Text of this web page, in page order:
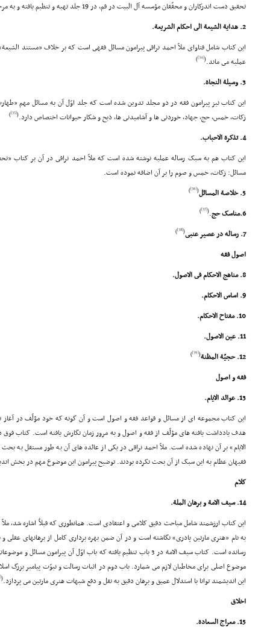
تحقیق دست اندرکاران و محقّقان مؤسسه آل البیت در قم، در 19 جلد تهیه و تنظیم یافته و به مرحله چاپ رسیده است.
2. هدایة الشیعة الى احکام الشریعة.
این کتاب شامل فتاواى ملاّ احمد نراقى پیرامون مسائل فقهى است که بر خلاف «مستند
عملیه مى ماند.(
[34]
)
3. وسیلة النجاة.
این کتاب نیز پیرامون فقه در دو مجلد تدوین شده است که جلد اوّل آن به مسائل مهم
زکات، خمس، حج، جهاد، خوردنى ها و آشامیدنى ها، ذبح و شکار حیوانات اختصاص دارد.(
[35]
)
4. تذکرة الاحباب.
این کتاب هم به سبک رساله عملیه نوشته شده است که ملاّ احمد نراقى در آن بر کتاب
مسائل: زکات، خمس و صوم را بر آن اضافه نموده است.
5. خلاصة المسائل
(
[36]
)
6.مناسک حج .
(
[37]
)
7. رساله در عصیر عنبى (
[38]
)
اصول فقه
8. مناهج الاحکام فى الاصول.
9. اساس الاحکام.
10. مفتاح الاحکام.
11. عین الاصول.
12. حجیّة المظنة
(
[39]
)
فقه و اصول
13. عوائد الایام.
این کتاب مجموعه اى از مسائل و قواعد فقه و اصول است و آن گونه که خود مؤلّف در
الایام» بر آن نهاده شده است. ملاّ احمد نراقى در یکى از عائده هاى آن به طور مستقل به
فقیهان عظام به این سبک از آن بحث نکرده بودند. توضیح پیرامون این موضوع مهم در بخش
کلام
14. سیف الامة و برهان الملة.
این کتاب ارزشمند شامل مباحث دقیق کلامى و اعتقادى است. همانطورى که قبلاً اشاره شد،
به نام «هنرى مارتین پادرى» نگاشته است و در آن ضمن بهره بردارى کامل از برهانهاى عقلى و
رسانده است. کتاب سیف الامة در 3 باب تنظیم یافته که باب اوّل آن
موضوع اصلى براى مخاطبان لازم مى شمارد. باب دوم در اثبات رسالت و نبوّت پیامبر بزرگ
این اندیشمند توانا با استدلال عمیق و برهان دقیق به نقل و دفع شبهات هنرى مارتین مى پردازد.(
[40]
اخلاق
15. معراج السعادة.